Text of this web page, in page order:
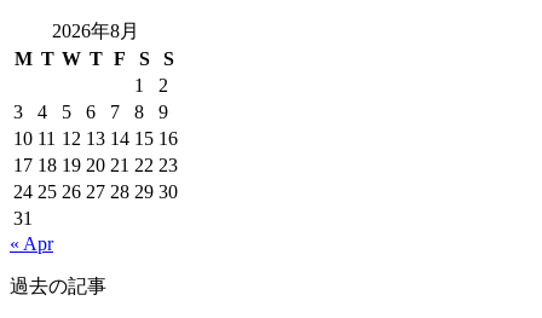
2026年8月
M T W T F S
S
1
2
3
4 5 6 7 8
9
10 11 12 13 14 15 16
17 18 19 20 21 22 23
24 25 26 27 28 29 30
31
« Apr
過去の記事